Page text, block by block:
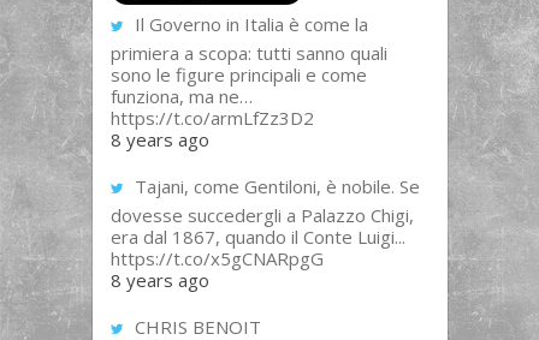
Il Governo in Italia è come la
primiera a scopa: tutti sanno quali
sono le figure principali e come
funziona, ma ne…
https://t.co/armLfZz3D2
8 years ago
Tajani, come Gentiloni, è nobile. Se
dovesse succedergli a Palazzo Chigi,
era dal 1867, quando il Conte Luigi...
https://t.co/x5gCNARpgG
8 years ago
CHRIS BENOIT